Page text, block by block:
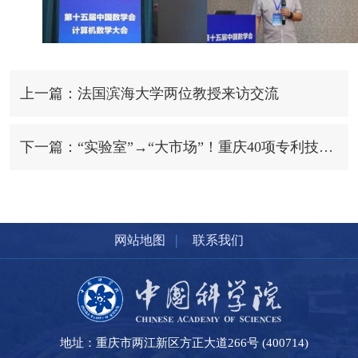
上一篇：法国滨海大学两位教授来访交流
下一篇：“实验室”→“大市场”！重庆40项专利技术成果组团“招亲”
网站地图 | 联系我们
地址：重庆市两江新区方正大道266号 (400714)